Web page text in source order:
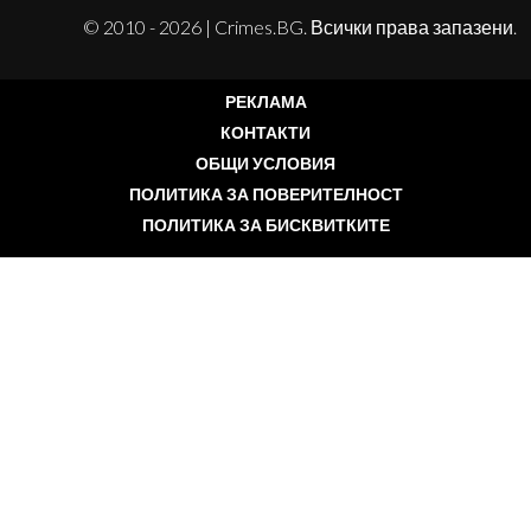
© 2010 - 2026 | Crimes.BG. Всички права запазени.
РЕКЛАМА
КОНТАКТИ
ОБЩИ УСЛОВИЯ
ПОЛИТИКА ЗА ПОВЕРИТЕЛНОСТ
ПОЛИТИКА ЗА БИСКВИТКИТЕ